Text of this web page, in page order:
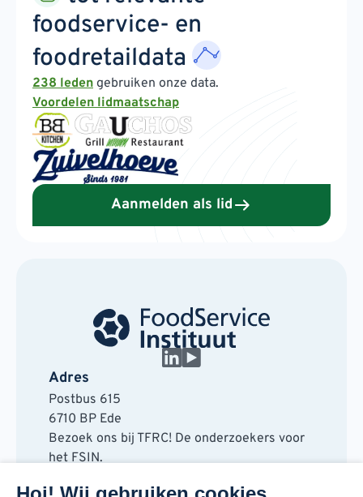
foodservice- en
foodretaildata
238 leden gebruiken onze data.
Voordelen lidmaatschap
Aanmelden als lid
Adres
Postbus 615
6710 BP Ede
Bezoek ons bij TFRC! De onderzoekers voor
het FSIN.